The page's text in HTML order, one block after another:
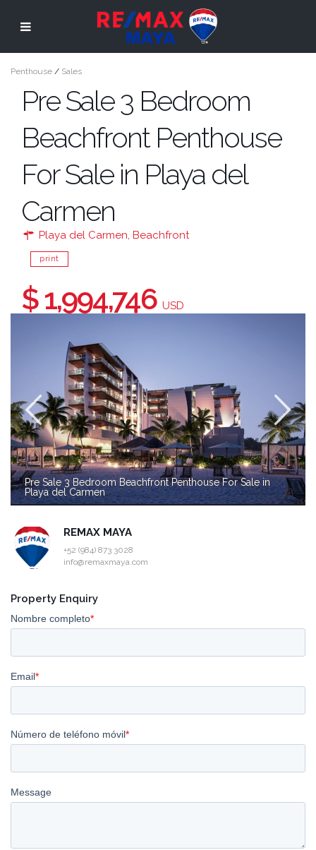
Penthouse / Sales
Pre Sale 3 Bedroom
Beachfront Penthouse
For Sale in Playa del
Carmen
Playa del Carmen, Beachfront
print
$ 1,994,746 USD
Pre Sale 3 Bedroom Beachfront Penthouse For Sale in
Playa del Carmen
REMAX MAYA
+52 (984) 873 3028
info@remaxmaya.com
Property Enquiry